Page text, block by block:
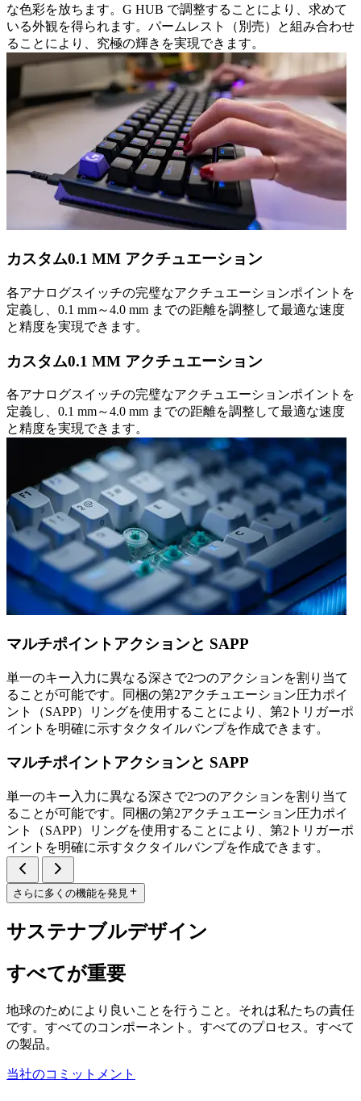
な色彩を放ちます。G HUB で調整することにより、求めて
いる外観を得られます。パームレスト（別売）と組み合わせ
ることにより、究極の輝きを実現できます。
カスタム0.1 MM アクチュエーション
各アナログスイッチの完璧なアクチュエーションポイントを
定義し、0.1 mm～4.0 mm までの距離を調整して最適な速度
と精度を実現できます。
カスタム0.1 MM アクチュエーション
各アナログスイッチの完璧なアクチュエーションポイントを
定義し、0.1 mm～4.0 mm までの距離を調整して最適な速度
と精度を実現できます。
マルチポイントアクションと SAPP
単一のキー入力に異なる深さで2つのアクションを割り当て
ることが可能です。同梱の第2アクチュエーション圧力ポイ
ント（SAPP）リングを使用することにより、第2トリガーポ
イントを明確に示すタクタイルバンプを作成できます。
マルチポイントアクションと SAPP
単一のキー入力に異なる深さで2つのアクションを割り当て
ることが可能です。同梱の第2アクチュエーション圧力ポイ
ント（SAPP）リングを使用することにより、第2トリガーポ
イントを明確に示すタクタイルバンプを作成できます。
さらに多くの機能を発見
サステナブルデザイン
すべてが重要
地球のためにより良いことを行うこと。それは私たちの責任
です。すべてのコンポーネント。すべてのプロセス。すべて
の製品。
当社のコミットメント